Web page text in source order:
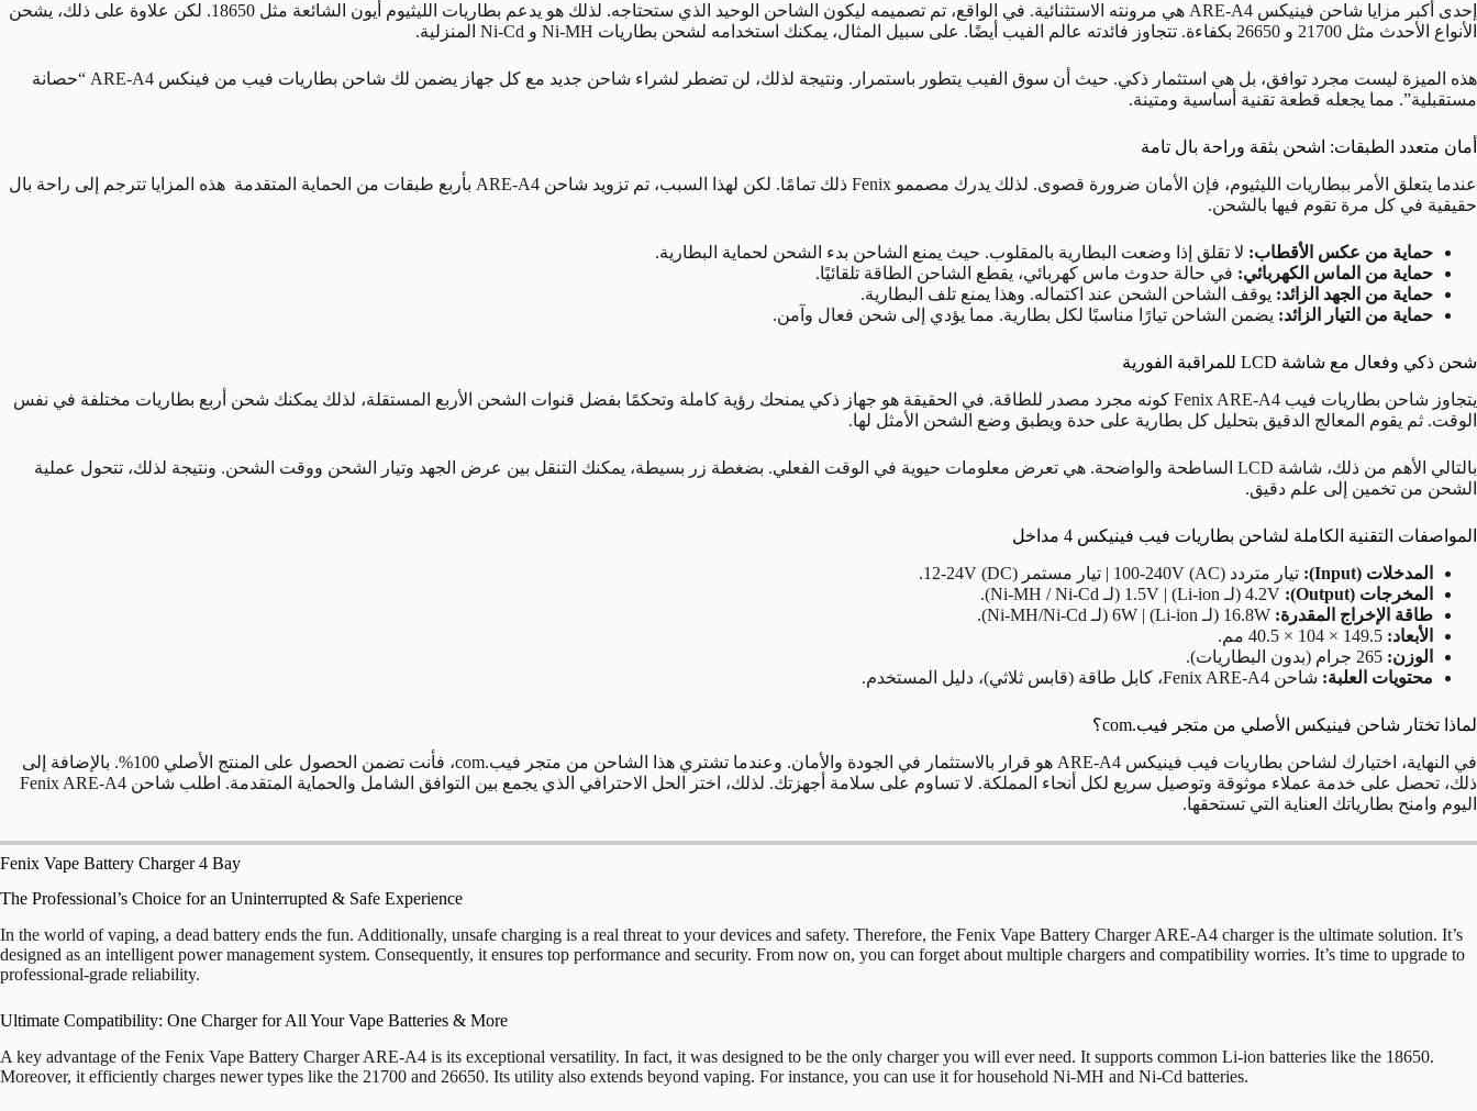
إحدى أكبر مزايا شاحن فينيكس ARE-A4 هي مرونته الاستثنائية. في الواقع، تم تصميمه ليكون الشاحن الوحيد الذي ستحتاجه. لذلك هو يدعم بطاريات الليثيوم أيون الشائعة مثل 18650. لكن علاوة على ذلك، يشحن
الأنواع الأحدث مثل 21700 و 26650 بكفاءة. تتجاوز فائدته عالم الفيب أيضًا. على سبيل المثال، يمكنك استخدامه لشحن بطاريات Ni-MH و Ni-Cd المنزلية.
هذه الميزة ليست مجرد توافق، بل هي استثمار ذكي. حيث أن سوق الفيب يتطور باستمرار. ونتيجة لذلك، لن تضطر لشراء شاحن جديد مع كل جهاز يضمن لك شاحن بطاريات فيب من فينكس ARE-A4 “حصانة
مستقبلية”. مما يجعله قطعة تقنية أساسية ومتينة.
أمان متعدد الطبقات: اشحن بثقة وراحة بال تامة
عندما يتعلق الأمر ببطاريات الليثيوم، فإن الأمان ضرورة قصوى. لذلك يدرك مصممو Fenix ذلك تمامًا. لكن لهذا السبب، تم تزويد شاحن ARE-A4 بأربع طبقات من الحماية المتقدمة هذه المزايا تترجم إلى راحة بال
حقيقية في كل مرة تقوم فيها بالشحن.
حماية من عكس الأقطاب: لا تقلق إذا وضعت البطارية بالمقلوب. حيث يمنع الشاحن بدء الشحن لحماية البطارية.
حماية من الماس الكهربائي: في حالة حدوث ماس كهربائي، يقطع الشاحن الطاقة تلقائيًا.
حماية من الجهد الزائد: يوقف الشاحن الشحن عند اكتماله. وهذا يمنع تلف البطارية.
حماية من التيار الزائد: يضمن الشاحن تيارًا مناسبًا لكل بطارية. مما يؤدي إلى شحن فعال وآمن.
شحن ذكي وفعال مع شاشة LCD للمراقبة الفورية
يتجاوز شاحن بطاريات فيب Fenix ARE-A4 كونه مجرد مصدر للطاقة. في الحقيقة هو جهاز ذكي يمنحك رؤية كاملة وتحكمًا بفضل قنوات الشحن الأربع المستقلة، لذلك يمكنك شحن أربع بطاريات مختلفة في نفس
الوقت. ثم يقوم المعالج الدقيق بتحليل كل بطارية على حدة ويطبق وضع الشحن الأمثل لها.
بالتالي الأهم من ذلك، شاشة LCD الساطحة والواضحة. هي تعرض معلومات حيوية في الوقت الفعلي. بضغطة زر بسيطة، يمكنك التنقل بين عرض الجهد وتيار الشحن ووقت الشحن. ونتيجة لذلك، تتحول عملية
الشحن من تخمين إلى علم دقيق.
المواصفات التقنية الكاملة لشاحن بطاريات فيب فينيكس 4 مداخل
المدخلات (Input):
تيار متردد (AC) 100-240V | تيار مستمر (DC) 12-24V.
المخرجات (Output):
طاقة الإخراج المقدرة:
الأبعاد:
الوزن:
محتويات العلبة: شاحن Fenix ARE-A4، كابل طاقة (قابس ثلاثي)، دليل المستخدم.
لماذا تختار شاحن فينيكس الأصلي من متجر فيب.com؟
في النهاية، اختيارك لشاحن بطاريات فيب فينيكس ARE-A4 هو قرار بالاستثمار في الجودة والأمان. وعندما تشتري هذا الشاحن من متجر فيب.com، فأنت تضمن الحصول على المنتج الأصلي 100%. بالإضافة إلى
ذلك، تحصل على خدمة عملاء موثوقة وتوصيل سريع لكل أنحاء المملكة. لا تساوم على سلامة أجهزتك. لذلك، اختر الحل الاحترافي الذي يجمع بين التوافق الشامل والحماية المتقدمة. اطلب شاحن Fenix ARE-A4
اليوم وامنح بطارياتك العناية التي تستحقها.
Fenix Vape Battery Charger 4 Bay
The Professional’s Choice for an Uninterrupted & Safe Experience
In the world of vaping, a dead battery ends the fun. Additionally, unsafe charging is a real threat to your devices and safety. Therefore, the Fenix Vape Battery Charger ARE-A4 charger is the ultimate solution. It’s
designed as an intelligent power management system. Consequently, it ensures top performance and security. From now on, you can forget about multiple chargers and compatibility worries. It’s time to upgrade to
professional-grade reliability.
Ultimate Compatibility: One Charger for All Your Vape Batteries & More
A key advantage of the Fenix Vape Battery Charger ARE-A4 is its exceptional versatility. In fact, it was designed to be the only charger you will ever need. It supports common Li-ion batteries like the 18650.
Moreover, it efficiently charges newer types like the 21700 and 26650. Its utility also extends beyond vaping. For instance, you can use it for household Ni-MH and Ni-Cd batteries.